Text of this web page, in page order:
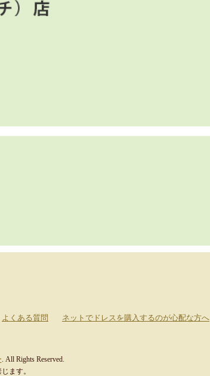
よくある質問 ネットでドレスを購入するのが心配な方へ
. All Rights Reserved.
ます。